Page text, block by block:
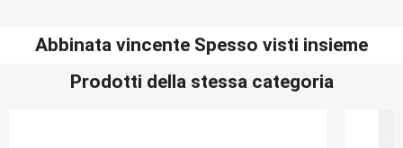
Abbinata vincente Spesso visti insieme
Prodotti della stessa categoria